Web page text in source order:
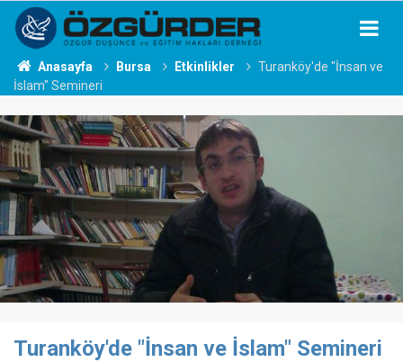
Anasayfa Bursa Etkinlikler
Turanköy'de "İnsan ve
İslam" Semineri
Turanköy'de "İnsan ve İslam" Semineri